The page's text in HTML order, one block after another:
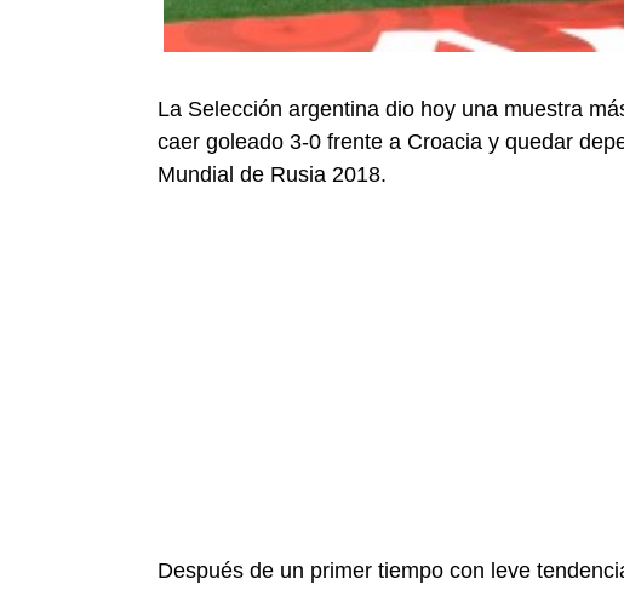
La Selección argentina dio hoy una muestra
caer goleado 3-0 frente a Croacia y quedar
Mundial de Rusia 2018.
Después de un primer tiempo con leve